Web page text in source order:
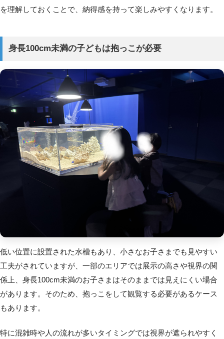
を理解しておくことで、納得感を持って楽しみやすくなります。
身長100cm未満の子どもは抱っこが必要
低い位置に設置された水槽もあり、小さなお子さまでも見やすい
工夫がされていますが、一部のエリアでは展示の高さや視界の関
係上、身長100cm未満のお子さまはそのままでは見えにくい場合
があります。そのため、抱っこをして観覧する必要があるケース
もあります。
特に混雑時や人の流れが多いタイミングでは視界が遮られやすく